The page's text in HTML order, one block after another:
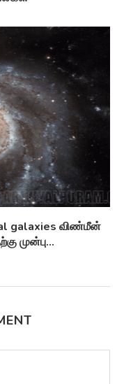
விண்மீன்
முன்பு...